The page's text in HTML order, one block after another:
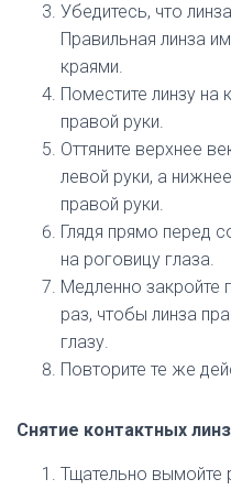
Убедитесь, что
Правильная линза
краями.
Поместите линзу на
правой руки.
Оттяните верхнее
левой руки, а
правой руки.
Глядя прямо перед
на роговицу глаза.
Медленно закройте
раз, чтобы линза
глазу.
Повторите те же
Снятие контактных
Тщательно вымойте